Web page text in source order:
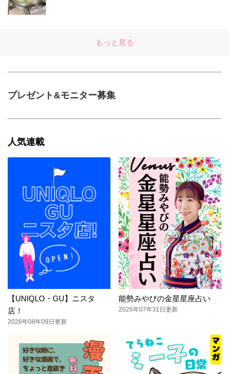
もっと見る
プレゼント&モニター募集
人気連載
【UNIQLO・GU】ニスタ
店！
2026年08年09日更新
能勢みやびの金星星座占い
2026年07年31日更新